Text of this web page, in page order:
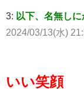
3: 以下、名無し
2024/03/13(水)
いい笑顔